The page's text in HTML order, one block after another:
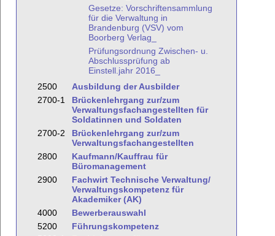
Gesetze: Vorschriftensammlung
für die Verwaltung in
Brandenburg (VSV) vom
Boorberg Verlag_
Prüfungsordnung Zwischen- u.
Abschlussprüfung ab
Einstell.jahr 2016_
2500
Ausbildung der Ausbilder
2700-1
Brückenlehrgang zur/zum
Verwaltungsfachangestellten für
Soldatinnen und Soldaten
2700-2
Brückenlehrgang zur/zum
Verwaltungsfachangestellten
2800
Kaufmann/Kauffrau für
Büromanagement
2900
Fachwirt Technische Verwaltung/
Verwaltungskompetenz für
Akademiker (AK)
4000
Bewerberauswahl
5200
Führungskompetenz